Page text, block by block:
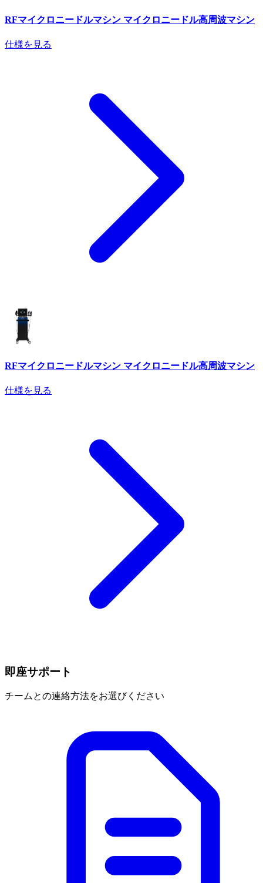
RFマイクロニードルマシン マイクロニードル高周波マシン
仕様を見る
RFマイクロニードルマシン マイクロニードル高周波マシン
仕様を見る
即座サポート
チームとの連絡方法をお選びください